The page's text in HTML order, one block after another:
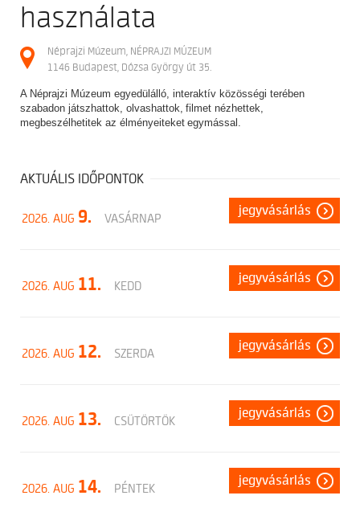
használata
Néprajzi Múzeum, NÉPRAJZI MÚZEUM
1146 Budapest, Dózsa György út 35.
A Néprajzi Múzeum egyedülálló, interaktív közösségi terében
szabadon játszhattok, olvashattok, filmet nézhettek,
megbeszélhetitek az élményeiteket egymással.
AKTUÁLIS IDŐPONTOK
2026. AUG 9. VASÁRNAP
jegyvásárlás
2026. AUG 11. KEDD
jegyvásárlás
2026. AUG 12. SZERDA
jegyvásárlás
2026. AUG 13. CSÜTÖRTÖK
jegyvásárlás
2026. AUG 14. PÉNTEK
jegyvásárlás